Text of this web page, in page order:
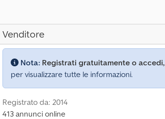
Venditore
Nota: Registrati gratuitamente o accedi,
per visualizzare tutte le informazioni.
Registrato da: 2014
413 annunci online